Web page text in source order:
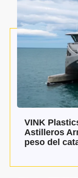
VINK
Astilleros
peso del